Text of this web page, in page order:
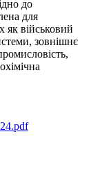
до
для
як військовий
зовнішнє